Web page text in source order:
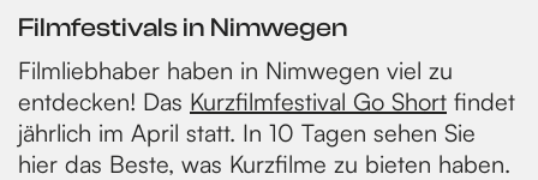
Filmfestivals in Nimwegen
Filmliebhaber haben in Nimwegen viel zu
entdecken! Das Kurzfilmfestival Go Short findet
jährlich im April statt. In 10 Tagen sehen Sie
hier das Beste, was Kurzfilme zu bieten haben.